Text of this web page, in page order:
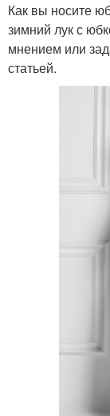
Как вы носите
зимний лук с
мнением или
статьей.